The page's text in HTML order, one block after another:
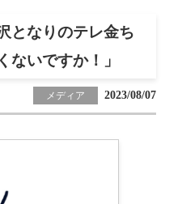
となりのテレ金ち
ないですか！」
メディア 2023/08/07